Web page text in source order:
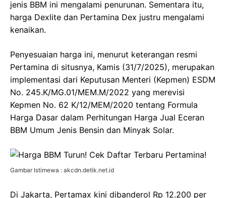
jenis BBM ini mengalami penurunan. Sementara itu,
harga Dexlite dan Pertamina Dex justru mengalami
kenaikan.
Penyesuaian harga ini, menurut keterangan resmi
Pertamina di situsnya, Kamis (31/7/2025), merupakan
implementasi dari Keputusan Menteri (Kepmen) ESDM
No. 245.K/MG.01/MEM.M/2022 yang merevisi
Kepmen No. 62 K/12/MEM/2020 tentang Formula
Harga Dasar dalam Perhitungan Harga Jual Eceran
BBM Umum Jenis Bensin dan Minyak Solar.
Gambar Istimewa : akcdn.detik.net.id
Di Jakarta, Pertamax kini dibanderol Rp 12.200 per